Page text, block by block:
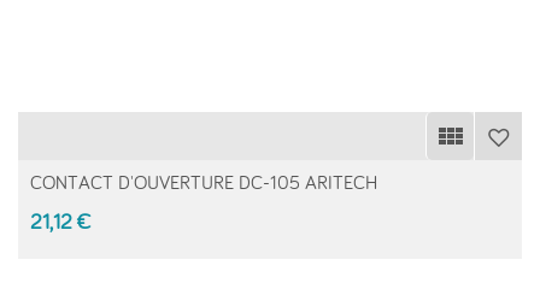
CONTACT D'OUVERTURE DC-105 ARITECH
21,12 €